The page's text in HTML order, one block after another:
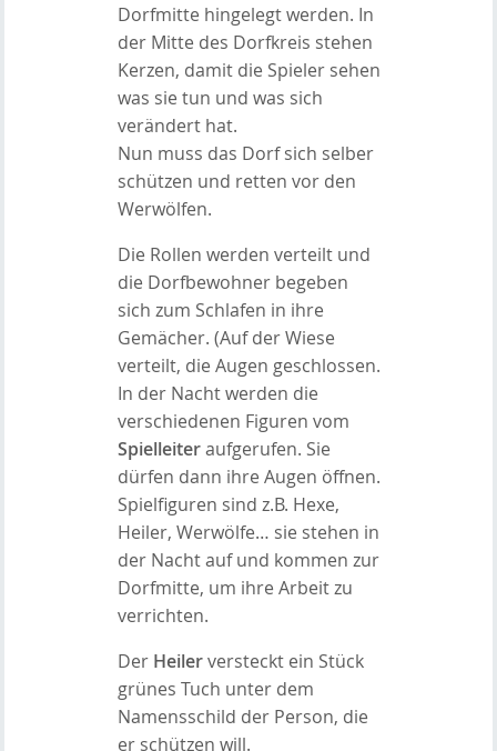
Dorfmitte hingelegt werden. In
der Mitte des Dorfkreis stehen
Kerzen, damit die Spieler sehen
was sie tun und was sich
verändert hat.
Nun muss das Dorf sich selber
schützen und retten vor den
Werwölfen.
Die Rollen werden verteilt und
die Dorfbewohner begeben
sich zum Schlafen in ihre
Gemächer. (Auf der Wiese
verteilt, die Augen geschlossen.
In der Nacht werden die
verschiedenen Figuren vom
Spielleiteraufgerufen. Sie
dürfen dann ihre Augen öffnen.
Spielfiguren sind z.B. Hexe,
Heiler, Werwölfe… sie stehen in
der Nacht auf und kommen zur
Dorfmitte, um ihre Arbeit zu
verrichten.
Der Heilerversteckt ein Stück
grünes Tuch unter dem
Namensschild der Person, die
er schützen will.